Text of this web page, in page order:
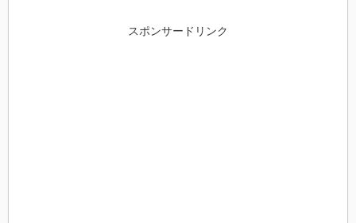
スポンサードリンク